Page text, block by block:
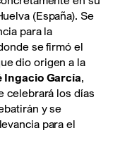
(España). Se
para la
se firmó el
dio origen a la
Ingacio García,
celebrará los días
y se
para el